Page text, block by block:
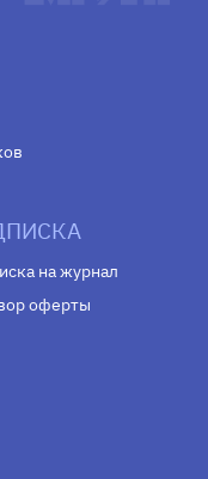
на журнал
оферты